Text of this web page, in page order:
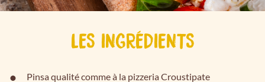
LES INGRÉDIENTS
Pinsa qualité comme à la pizzeria Croustipate